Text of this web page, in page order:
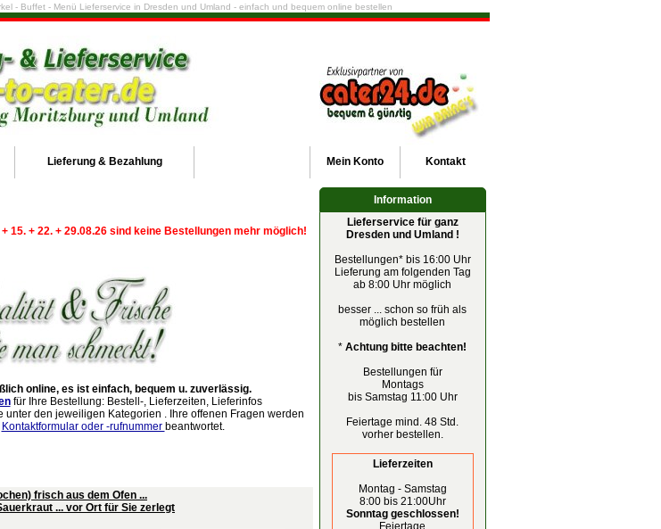
- Buffet - Menü Lieferservice in Dresden und Umland - einfach und bequem online bestellen
Lieferung & Bezahlung Kontakt
Mein Konto
15. + 22. + 29.08.26 sind keine Bestellungen mehr möglich!
online, es ist einfach, bequem u. zuverlässig.
für Ihre Bestellung: Bestell-, Lieferzeiten, Lieferinfos
den jeweiligen Kategorien . Ihre offenen Fragen werden
Kontaktformular oder -rufnummer beantwortet.
frisch aus dem Ofen ...
... vor Ort für Sie zerlegt
Information
Lieferservice für ganz
Dresden und Umland !
Bestellungen* bis 16:00 Uhr
Lieferung am folgenden Tag
ab 8:00 Uhr möglich
besser ... schon so früh als
möglich bestellen
*Achtung bitte beachten!
Bestellungen für
Montags
bis Samstag 11:00 Uhr
Feiertage mind. 48 Std.
vorher bestellen.
Lieferzeiten
Montag - Samstag
8:00 bis 21:00Uhr
Sonntag geschlossen!
Feiertage